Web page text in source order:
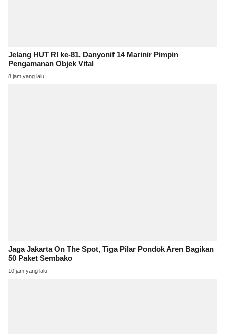
Jelang HUT RI ke-81, Danyonif 14 Marinir Pimpin
Pengamanan Objek Vital
8 jam yang lalu
Jaga Jakarta On The Spot, Tiga Pilar Pondok Aren Bagikan
50 Paket Sembako
10 jam yang lalu